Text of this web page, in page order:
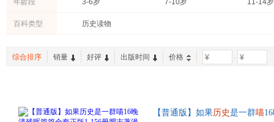
年龄段 3-6岁 7-10岁 11-14岁
百科类型 历史读物
综合排序 销量 好评 出版时间 价格 -
【普通版】如果历史是一群喵